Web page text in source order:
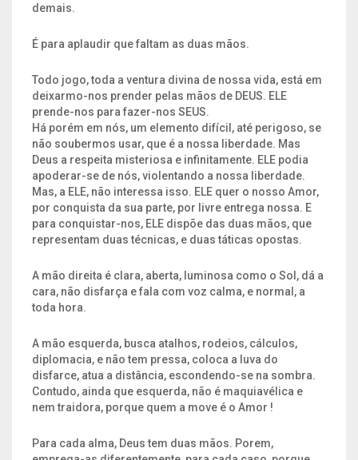
demais.
É para aplaudir que faltam as duas mãos.
Todo jogo, toda a ventura divina de nossa vida, está em
deixarmo-nos prender pelas mãos de DEUS. ELE
prende-nos para fazer-nos SEUS.
Há porém em nós, um elemento difícil, até perigoso, se
não soubermos usar, que é a nossa liberdade. Mas
Deus a respeita misteriosa e infinitamente. ELE podia
apoderar-se de nós, violentando a nossa liberdade.
Mas, a ELE, não interessa isso. ELE quer o nosso Amor,
por conquista da sua parte, por livre entrega nossa. E
para conquistar-nos, ELE dispõe das duas mãos, que
representam duas técnicas, e duas táticas opostas.
A mão direita é clara, aberta, luminosa como o Sol, dá a
cara, não disfarça e fala com voz calma, e normal, a
toda hora.
A mão esquerda, busca atalhos, rodeios, cálculos,
diplomacia, e não tem pressa, coloca a luva do
disfarce, atua a distância, escondendo-se na sombra.
Contudo, ainda que esquerda, não é maquiavélica e
nem traidora, porque quem a move é o Amor !
Para cada alma, Deus tem duas mãos. Porem,